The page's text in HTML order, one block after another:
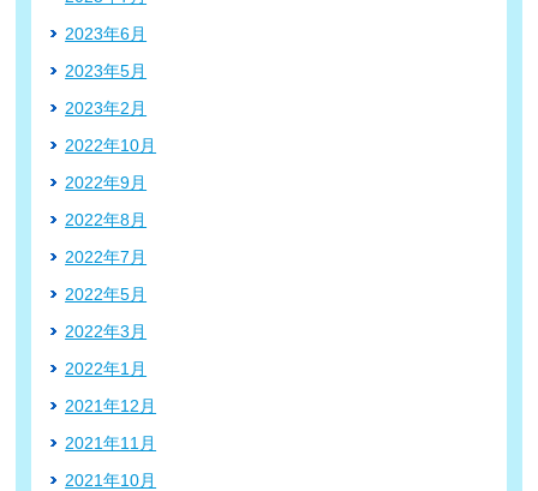
2023年6月
2023年5月
2023年2月
2022年10月
2022年9月
2022年8月
2022年7月
2022年5月
2022年3月
2022年1月
2021年12月
2021年11月
2021年10月